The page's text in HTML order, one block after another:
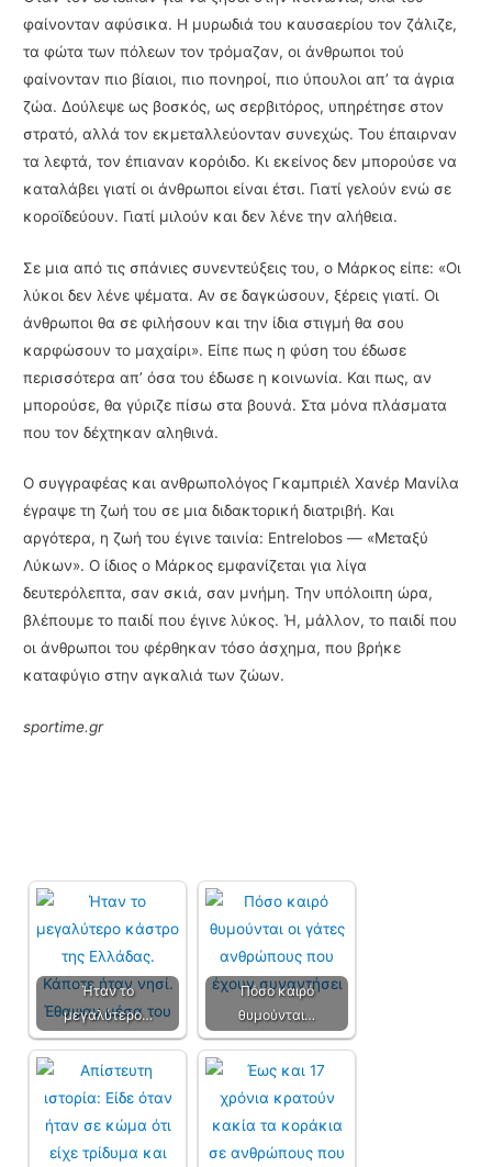
φαίνονταν αφύσικα. Η μυρωδιά του καυσαερίου τον ζάλιζε,
τα φώτα των πόλεων τον τρόμαζαν, οι άνθρωποι τού
φαίνονταν πιο βίαιοι, πιο πονηροί, πιο ύπουλοι απ’ τα άγρια
ζώα. Δούλεψε ως βοσκός, ως σερβιτόρος, υπηρέτησε στον
στρατό, αλλά τον εκμεταλλεύονταν συνεχώς. Του έπαιρναν
τα λεφτά, τον έπιαναν κορόιδο. Κι εκείνος δεν μπορούσε να
καταλάβει γιατί οι άνθρωποι είναι έτσι. Γιατί γελούν ενώ σε
κοροϊδεύουν. Γιατί μιλούν και δεν λένε την αλήθεια.
Σε μια από τις σπάνιες συνεντεύξεις του, ο Μάρκος είπε: «Οι
λύκοι δεν λένε ψέματα. Αν σε δαγκώσουν, ξέρεις γιατί. Οι
άνθρωποι θα σε φιλήσουν και την ίδια στιγμή θα σου
καρφώσουν το μαχαίρι». Είπε πως η φύση του έδωσε
περισσότερα απ’ όσα του έδωσε η κοινωνία. Και πως, αν
μπορούσε, θα γύριζε πίσω στα βουνά. Στα μόνα πλάσματα
που τον δέχτηκαν αληθινά.
Ο συγγραφέας και ανθρωπολόγος Γκαμπριέλ Χανέρ Μανίλα
έγραψε τη ζωή του σε μια διδακτορική διατριβή. Και
αργότερα, η ζωή του έγινε ταινία: Entrelobos — «Μεταξύ
Λύκων». Ο ίδιος ο Μάρκος εμφανίζεται για λίγα
δευτερόλεπτα, σαν σκιά, σαν μνήμη. Την υπόλοιπη ώρα,
βλέπουμε το παιδί που έγινε λύκος. Ή, μάλλον, το παιδί που
οι άνθρωποι του φέρθηκαν τόσο άσχημα, που βρήκε
καταφύγιο στην αγκαλιά των ζώων.
sportime.gr
Ήταν το
μεγαλύτερο…
Πόσο καιρό
θυμούνται…